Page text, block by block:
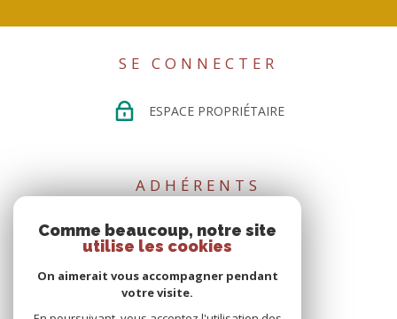
SE CONNECTER
ESPACE PROPRIÉTAIRE
ADHÉRENTS
Comme beaucoup, notre site
utilise les cookies
On aimerait vous accompagner pendant
votre visite.